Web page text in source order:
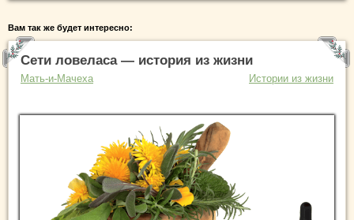
Вам так же будет интересно:
Сети ловеласа — история из жизни
Мать-и-Мачеха Истории из жизни